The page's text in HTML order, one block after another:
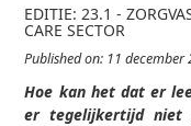
EDITIE: 23.1 -
CARE SECTOR
Published on: 11 december
Hoe kan het dat er
er tegelijkertijd niet